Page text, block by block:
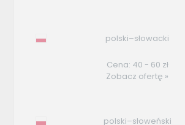
polski–słowacki
Cena: 40 - 60 zł
Zobacz ofertę »
polski–słoweński